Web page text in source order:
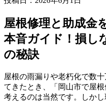
屋根修理と助成金
本音ガイド！損し
の秘訣
屋根の雨漏りや老朽化で数
てきたとき、「岡山市で屋
考えるのは当然です。しか